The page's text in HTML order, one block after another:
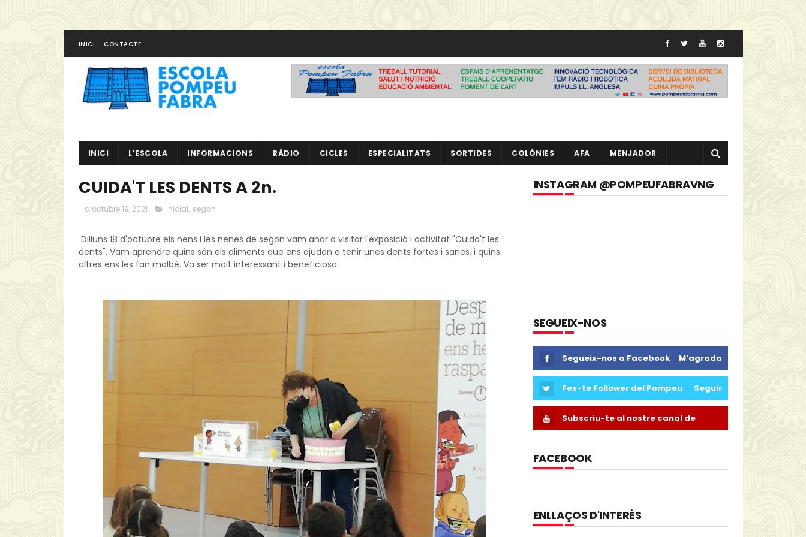
INICI CONTACTE
INICI L'ESCOLA INFORMACIONS RÀDIO CICLES ESPECIALITATS SORTIDES COLÒNIES AFA MENJADOR
CUIDA'T LES DENTS A 2n.
d’octubre 19, 2021 Inicial, segon
Dilluns 18 d'octubre els nens i les nenes de segon vam anar a visitar l'exposició i activitat "Cuida't les
dents". Vam aprendre quins són els aliments que ens ajuden a tenir unes dents fortes i sanes, i quins
altres ens les fan malbé. Va ser molt interessant i beneficiosa.
INSTAGRAM @POMPEUFABRAVNG
SEGUEIX-NOS
Segueix-nos a Facebook M'agrada
Fes-te Follower del Pompeu Seguir
Subscriu-te al nostre canal de
FACEBOOK
ENLLAÇOS D'INTERÈS